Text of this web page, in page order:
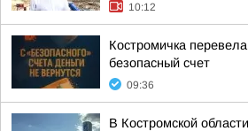
10:12
Костромичка
безопасный счет
09:36
В Костромской